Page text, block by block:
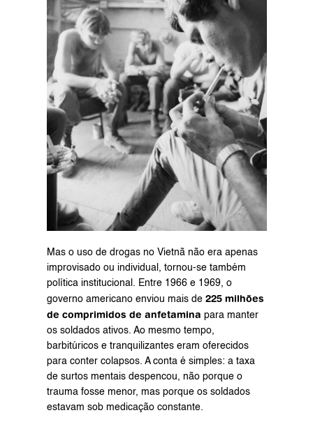
Mas o uso de drogas no Vietnã não era apenas
improvisado ou individual, tornou-se também
política institucional. Entre 1966 e 1969, o
governo americano enviou mais de 225 milhões
de comprimidos de anfetamina para manter
os soldados ativos. Ao mesmo tempo,
barbitúricos e tranquilizantes eram oferecidos
para conter colapsos. A conta é simples: a taxa
de surtos mentais despencou, não porque o
trauma fosse menor, mas porque os soldados
estavam sob medicação constante.